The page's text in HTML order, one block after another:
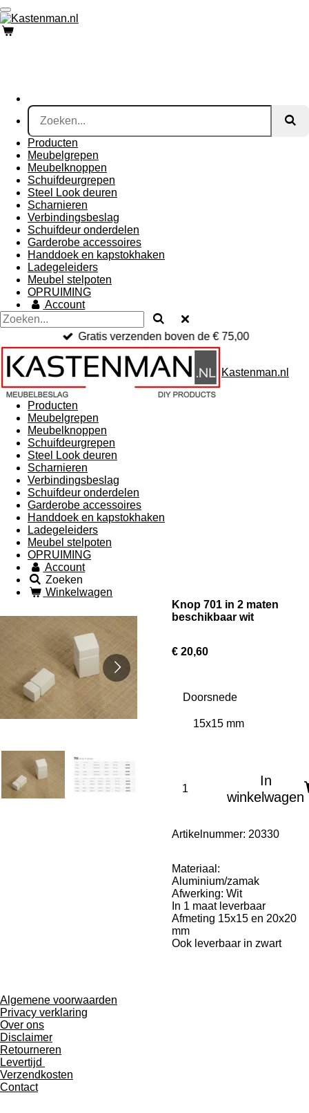
Ga
direct
naar
Producten
Meubelgrepen
Meubelknoppen
Schuifdeurgrepen
Steel Look deuren
Scharnieren
Verbindingsbeslag
Schuifdeur onderdelen
Garderobe accessoires
Handdoek en kapstokhaken
Ladegeleiders
Meubel stelpoten
OPRUIMING
Account
Gratis verzenden boven de € 75,00
Kastenman.nl
Producten
Meubelgrepen
Meubelknoppen
Schuifdeurgrepen
Steel Look deuren
Scharnieren
Verbindingsbeslag
Schuifdeur onderdelen
Garderobe accessoires
Handdoek en kapstokhaken
Ladegeleiders
Meubel stelpoten
OPRUIMING
Account
Zoeken
Winkelwagen
Knop 701 in 2 maten
beschikbaar wit
€ 20,60
Doorsnede
In
winkelwagen
Artikelnummer: 20330
Materiaal:
Aluminium/zamak
Afwerking: Wit
In 1 maat leverbaar
Afmeting 15x15 en 20x20
mm
Ook leverbaar in zwart
Algemene voorwaarden
Privacy verklaring
Over ons
Disclaimer
Retourneren
Levertijd
Verzendkosten
Contact